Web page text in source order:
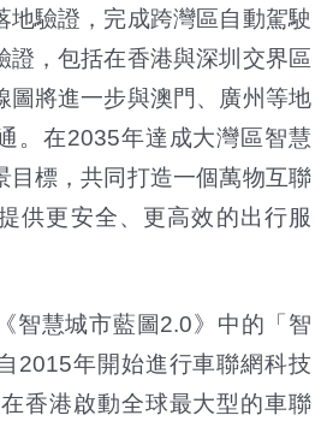
地驗證，完成跨灣區自動駕駛
證，包括在香港與深圳交界區
圖將進一步與澳門、廣州等地
。在2035年達成大灣區智慧
目標，共同打造一個萬物互聯
供更安全、更高效的出行服
智慧城市藍圖2.0》中的「智
2015年開始進行車聯網科技
香港啟動全球最大型的車聯